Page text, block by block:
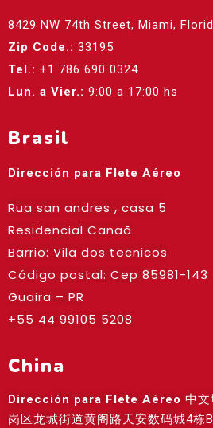
8429 NW 74th Street, Miami,
Zip Code.: 33195
Tel.: +1 786 690 0324
Lun. a Vier.: 9:00 a 17:00 hs
Brasil
Dirección para Flete Aéreo
Rua san andres , casa 5
Residencial Canaã
Barrio: Vila dos tecnicos
Código postal: Cep 85981-143
Guaira – PR
+55 44 99105 5208
China
Dirección para Flete Aéreo 中
岗区龙城街道黄阁路天安数码城4栋